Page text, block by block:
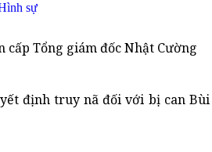
sự
cấp Tổng giám đốc Nhật Cường
định truy nã đối với bị can